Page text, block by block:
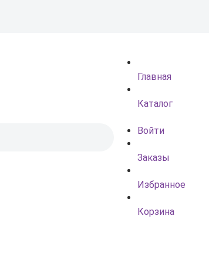
Главная
Каталог
Войти
Заказы
Избранное
Корзина